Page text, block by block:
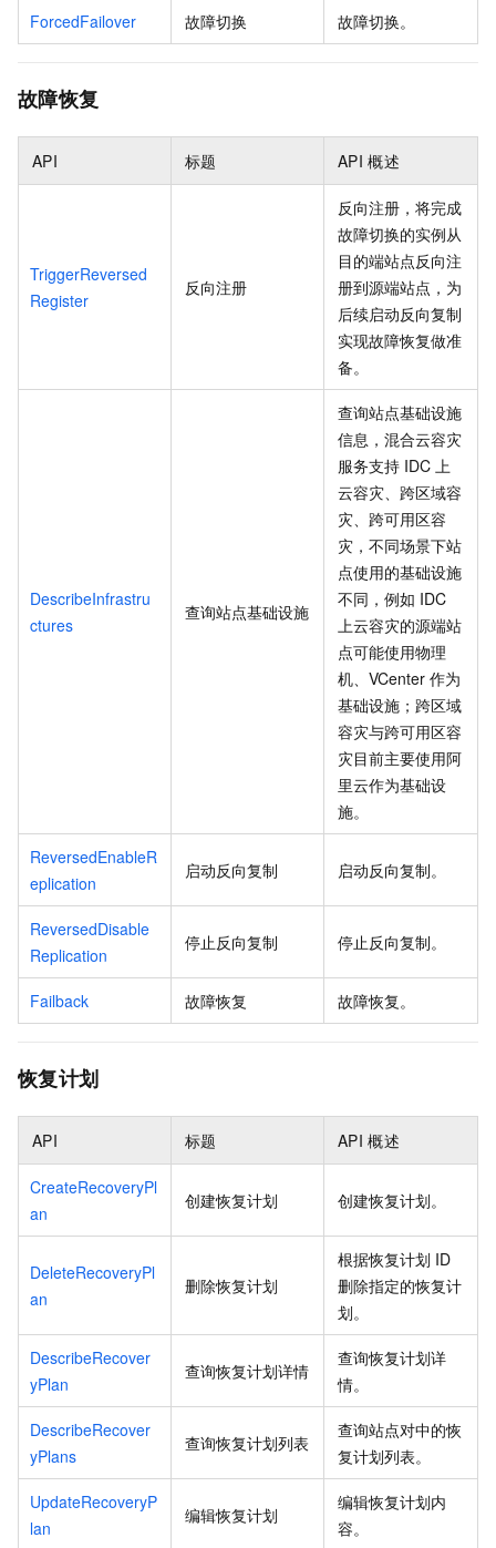
ForcedFailover 故障切换 故障切换。
故障恢复
API 标题 API 概述
TriggerReversed
Register
反向注册
反向注册，将完成
故障切换的实例从
目的端站点反向注
册到源端站点，为
后续启动反向复制
实现故障恢复做准
备。
DescribeInfrastru
ctures
查询站点基础设施
查询站点基础设施
信息，混合云容灾
服务支持 IDC 上
云容灾、跨区域容
灾、跨可用区容
灾，不同场景下站
点使用的基础设施
不同，例如 IDC
上云容灾的源端站
点可能使用物理
机、VCenter 作为
基础设施；跨区域
容灾与跨可用区容
灾目前主要使用阿
里云作为基础设
施。
ReversedEnableR
eplication
启动反向复制 启动反向复制。
ReversedDisable
Replication
停止反向复制 停止反向复制。
Failback 故障恢复 故障恢复。
恢复计划
API 标题 API 概述
CreateRecoveryPl
an
创建恢复计划 创建恢复计划。
DeleteRecoveryPl
an
删除恢复计划
根据恢复计划 ID
删除指定的恢复计
划。
DescribeRecover
yPlan
查询恢复计划详情
查询恢复计划详
情。
DescribeRecover
yPlans
查询恢复计划列表
查询站点对中的恢
复计划列表。
UpdateRecoveryP
lan
编辑恢复计划
编辑恢复计划内
容。